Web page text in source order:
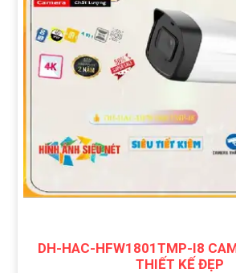
DH-HAC-HFW1801TMP-I8
THIẾT KẾ ĐẸP